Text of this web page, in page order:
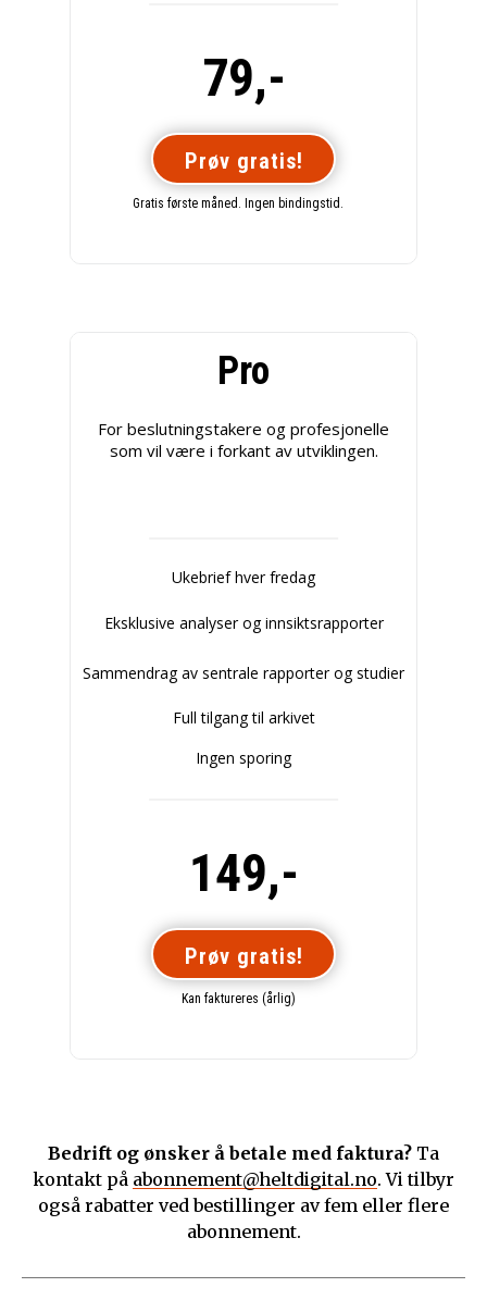
79,-
Prøv gratis!
Gratis første måned. Ingen bindingstid.
Pro
For beslutningstakere og profesjonelle
som vil være i forkant av utviklingen.
Ukebrief hver fredag
Eksklusive analyser og innsiktsrapporter
Sammendrag av sentrale rapporter og studier
Full tilgang til arkivet
Ingen sporing
149,-
Prøv gratis!
Kan faktureres (årlig)
Bedrift og ønsker å betale med faktura? Ta
kontakt på abonnement@heltdigital.no. Vi tilbyr
også rabatter ved bestillinger av fem eller flere
abonnement.